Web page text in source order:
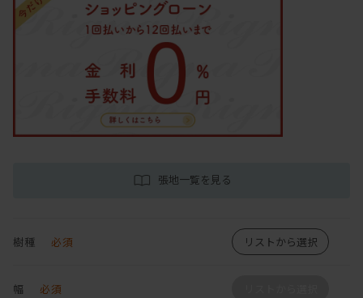
張地一覧を見る
樹種 必須 リストから選択
幅 必須